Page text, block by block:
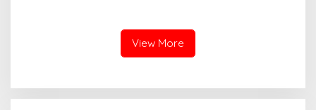
View More